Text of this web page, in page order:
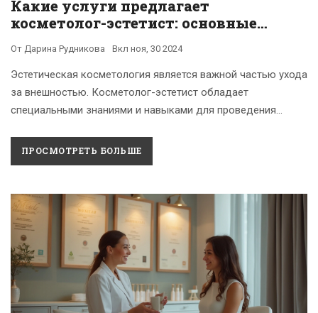
Какие услуги предлагает
косметолог-эстетист: основные
От Дарина Рудникова Вкл ноя, 30 2024
Эстетическая косметология является важной частью ухода
за внешностью. Косметолог-эстетист обладает
специальными знаниями и навыками для проведения
состояния кожи и продление молодости. В этой статье
рассказывается о том, какие услуги предлагают
до инновационных аппаратов и методик. Узнайте больше о
процедурах и их пользе, а также об интересных фактах из
мира косметологии.
ПРОСМОТРЕТЬ БОЛЬШЕ